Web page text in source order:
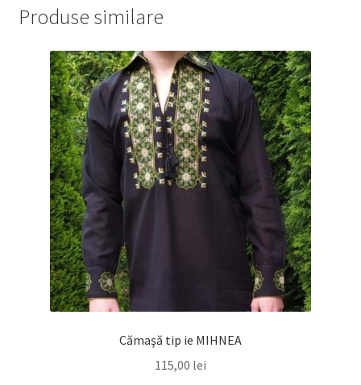
Produse similare
Cămaşă tip ie MIHNEA
115,00 lei